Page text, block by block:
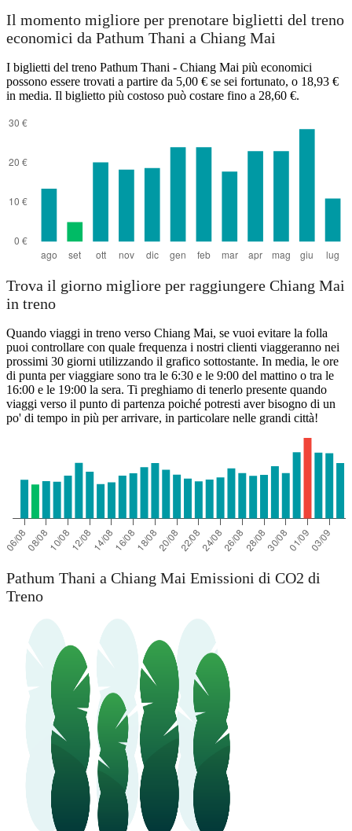
Il momento migliore per prenotare biglietti del treno
economici da Pathum Thani a Chiang Mai
I biglietti del treno Pathum Thani - Chiang Mai più economici
possono essere trovati a partire da 5,00 € se sei fortunato, o 18,93 €
in media. Il biglietto più costoso può costare fino a 28,60 €.
Trova il giorno migliore per raggiungere Chiang Mai
in treno
Quando viaggi in treno verso Chiang Mai, se vuoi evitare la folla
puoi controllare con quale frequenza i nostri clienti viaggeranno nei
prossimi 30 giorni utilizzando il grafico sottostante. In media, le ore
di punta per viaggiare sono tra le 6:30 e le 9:00 del mattino o tra le
16:00 e le 19:00 la sera. Ti preghiamo di tenerlo presente quando
viaggi verso il punto di partenza poiché potresti aver bisogno di un
po' di tempo in più per arrivare, in particolare nelle grandi città!
Pathum Thani a Chiang Mai Emissioni di CO2 di
Treno